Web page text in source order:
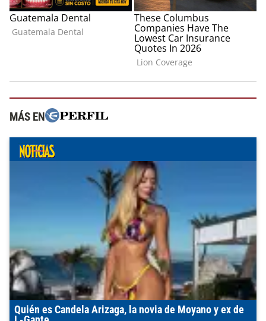
MÁS EN
Quién es Candela Arizaga, la novia de Moyano y ex de